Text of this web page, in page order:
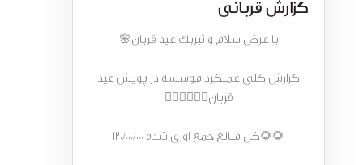
گزارش قربانی
با عرض سلام و تبریک عید قربان🌸
گزارش کلی عملکرد موسسه در پویش عید
قربان👇🏻👇🏻👇🏻
🌻🌻کل مبالغ جمع اوری شده 120/000/000